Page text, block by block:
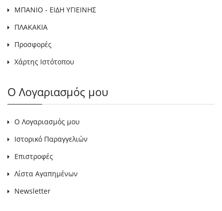
ΜΠΑΝΙΟ - ΕΙΔΗ ΥΓΙΕΙΝΗΣ
ΠΛΑΚΑΚΙΑ
Προσφορές
Χάρτης Ιστότοπου
Ο Λογαριασμός μου
Ο Λογαριασμός μου
Ιστορικό Παραγγελιών
Επιστροφές
Λίστα Αγαπημένων
Newsletter